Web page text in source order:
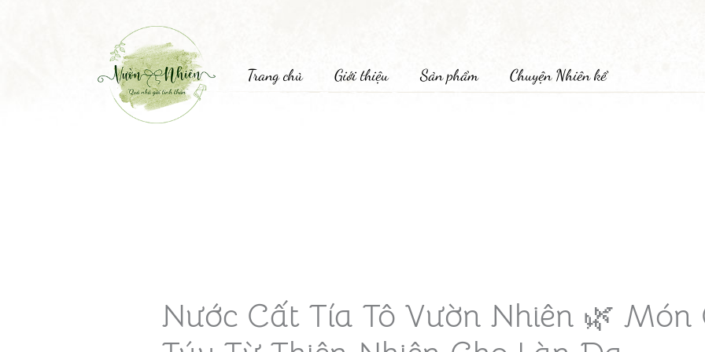
Trang chủ Giới thiệu Sản phẩm Chuyện Nhiên kể
Nước Cất Tía Tô Vườn Nhiên 🌿 Món